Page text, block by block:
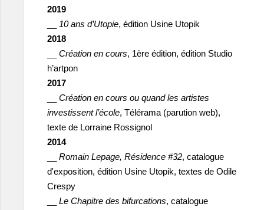
2019
10 ans d’Utopie, édition Usine Utopik
2018
Création en cours, 1ère édition, édition Studio
h’artpon
2017
Création en cours ou quand les artistes
investissent l’école, Télérama (parution web),
texte de Lorraine Rossignol
2014
Romain Lepage, Résidence #32, catalogue
d'exposition, édition Usine Utopik, textes de Odile
Crespy
Le Chapitre des bifurcations, catalogue